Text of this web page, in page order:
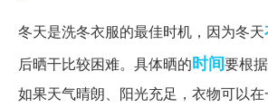
冬天是洗冬衣服的最佳时机，因为冬天
后晒干比较困难。具体晒的时间要根
如果天气晴朗、阳光充足，衣物可以